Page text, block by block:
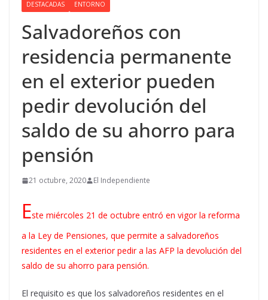
DESTACADAS ENTORNO
Salvadoreños con
residencia permanente
en el exterior pueden
pedir devolución del
saldo de su ahorro para
pensión
21 octubre, 2020 El Independiente
Este miércoles 21 de octubre entró en vigor la reforma
a la Ley de Pensiones, que permite a salvadoreños
residentes en el exterior pedir a las AFP la devolución del
saldo de su ahorro para pensión.
El requisito es que los salvadoreños residentes en el